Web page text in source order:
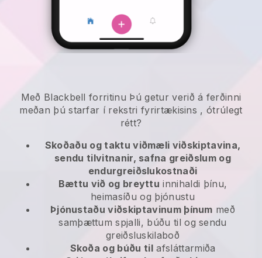
Með Blackbell forritinu Þú getur verið á ferðinni
meðan þú starfar í rekstri fyrirtækisins , ótrúlegt
rétt?
Skoðaðu og taktu viðmæli viðskiptavina,
sendu tilvitnanir, safna greiðslum og
endurgreiðslukostnaði
Bættu við og breyttu innihaldi þínu,
heimasíðu og þjónustu
Þjónustaðu viðskiptavinum þínum með
samþættum spjalli, búðu til og sendu
greiðsluskilaboð
Skoða og búðu tilafsláttarmiða